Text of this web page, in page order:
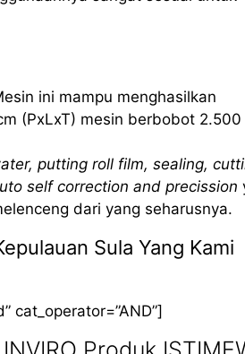
ini mampu menghasilkan
(PxLxT) mesin berbobot 2.500
putting roll film, sealing,
self correction and precission
dari yang seharusnya.
Sula Yang Kami
cat_operator=”AND”]